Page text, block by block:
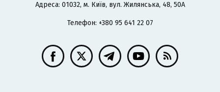
Адреса: 01032, м. Київ, вул. Жилянська, 48, 50А
Телефон: +380 95 641 22 07